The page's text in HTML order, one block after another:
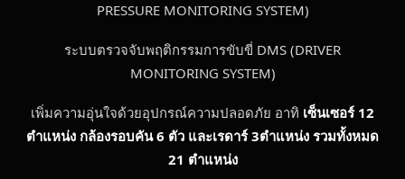
PRESSURE MONITORING SYSTEM)
ระบบตรวจจับพฤติกรรมการขับขี่ DMS (DRIVER
MONITORING SYSTEM)
เพิ่มความอุ่นใจด้วยอุปกรณ์ความปลอดภัย อาทิ เซ็นเซอร์ 12
ตำแหน่ง กล้องรอบคัน 6 ตัว และเรดาร์ 3ตำแหน่ง รวมทั้งหมด
21 ตำแหน่ง